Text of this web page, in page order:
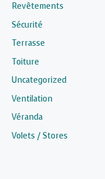
Revêtements
Sécurité
Terrasse
Toiture
Uncategorized
Ventilation
Véranda
Volets / Stores